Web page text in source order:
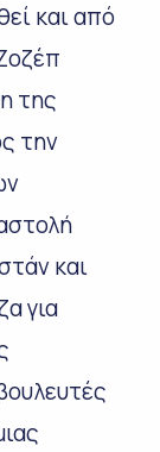
και από
της
την
και
για